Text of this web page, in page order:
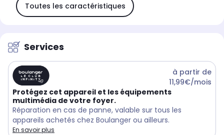
Toutes les caractéristiques
Services
à partir de
11,99€/mois
Protégez cet appareil et les équipements
multimédia de votre foyer.
Réparation en cas de panne, valable sur tous les
appareils achetés chez Boulanger ou ailleurs.
En savoir plus